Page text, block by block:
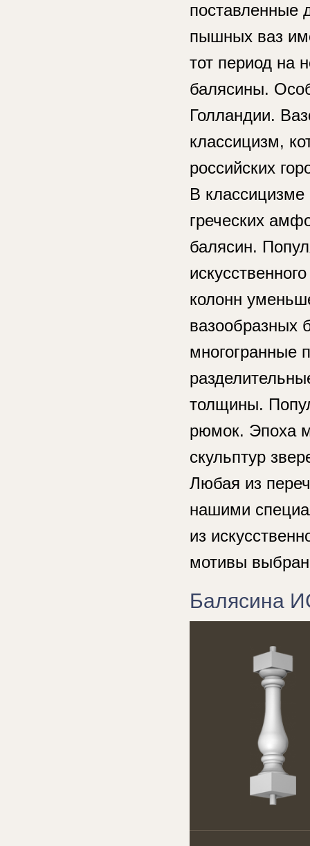
поставленные
пышных ваз
тот период на
балясины.
Голландии.
классицизм,
российских
В
греческих
балясин.
колонн
вазообразных
многогранные
толщины.
рюмок. Эпоха
скульптур
Любая из
нашими
из
мотивы
Балясина